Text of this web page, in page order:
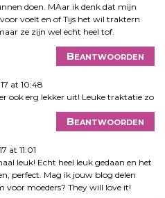
doen. MAar ik denk dat mijn
voelt en of Tijs het wil traktern
ze zijn wel echt heel tof.
Beantwoorden
at 10:48
ook erg lekker uit! Leuke traktatie zo
Beantwoorden
at 11:01
leuk! Echt heel leuk gedaan en het
perfect. Mag ik jouw blog delen
moeders? They will love it!